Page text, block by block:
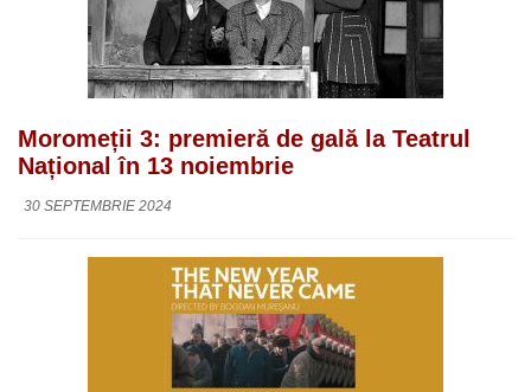
Moromeții 3: premieră de gală la Teatrul
Național în 13 noiembrie
30 SEPTEMBRIE 2024